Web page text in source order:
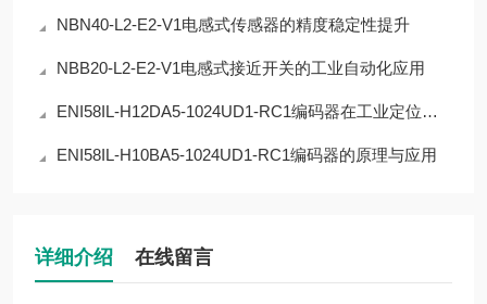
NBN40-L2-E2-V1电感式传感器的精度稳定性提升
NBB20-L2-E2-V1电感式接近开关的工业自动化应用
ENI58IL-H12DA5-1024UD1-RC1编码器在工业定位中的应用
ENI58IL-H10BA5-1024UD1-RC1编码器的原理与应用
详细介绍 在线留言